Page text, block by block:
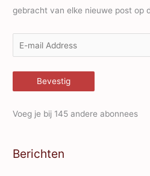
gebracht van elke nieuwe post op
-
m
a
d
Bevestig
Voeg je bij 145 andere abonnees
Berichten